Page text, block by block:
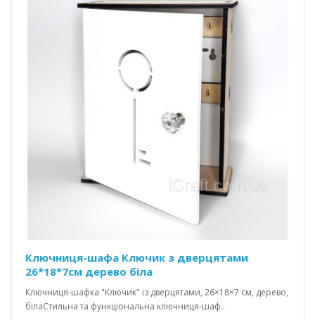
Ключниця-шафа Ключик з дверцятами
26*18*7см дерево біла
Ключниця-шафка "Ключик" із дверцятами, 26×18×7 см, дерево,
білаСтильна та функціональна ключниця-шаф..